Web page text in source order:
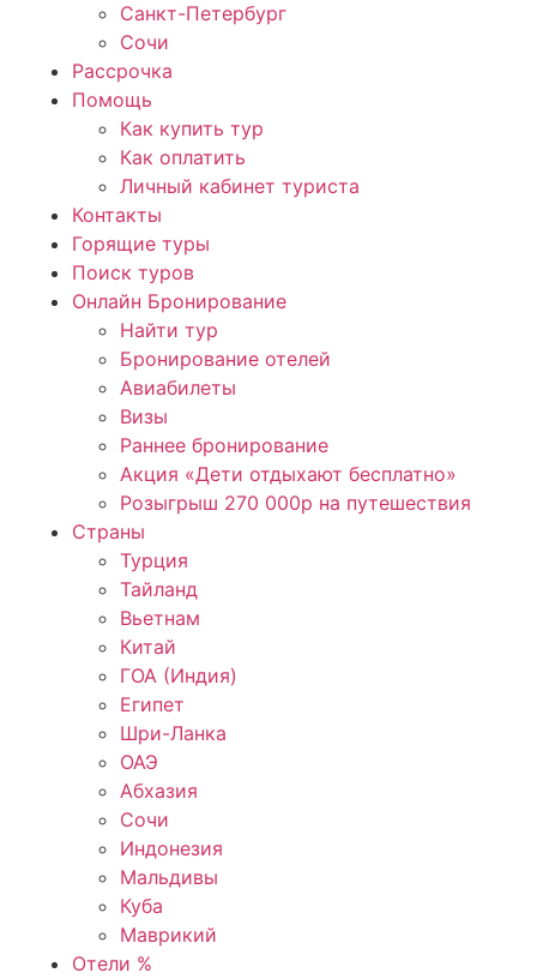
Санкт-Петербург
Сочи
Рассрочка
Помощь
Как купить тур
Как оплатить
Личный кабинет туриста
Контакты
Горящие туры
Поиск туров
Онлайн Бронирование
Найти тур
Бронирование отелей
Авиабилеты
Визы
Раннее бронирование
Акция «Дети отдыхают бесплатно»
Розыгрыш 270 000р на путешествия
Страны
Турция
Тайланд
Вьетнам
Китай
ГОА (Индия)
Египет
Шри-Ланка
ОАЭ
Абхазия
Сочи
Индонезия
Мальдивы
Куба
Маврикий
Отели %